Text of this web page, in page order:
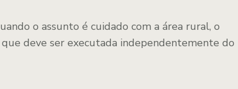
o assunto é cuidado com a área rural, o
deve ser executada independentemente do